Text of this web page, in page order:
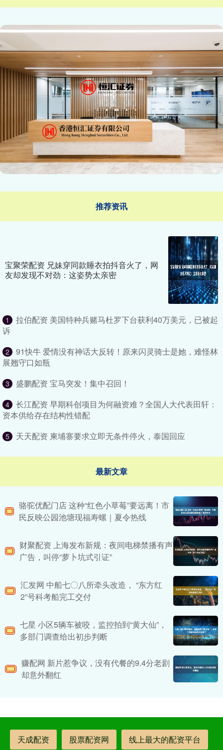
推荐资讯
宝聚荣配资 兄妹穿同款睡衣拍抖音火了，网
友却发现不对劲：这姿势太亲密
1
拉伯配资 美国特种兵赌马杜罗下台获利40万美元，已被起
诉
2
91快牛 爱情没有神话大反转！原来闪灵骑士是她，难怪林
展翘守口如瓶
3 盛鹏配资 宝马突发！集中召回！
4
长江配资 早期科创项目为何融资难？全国人大代表田轩：
资本供给存在结构性错配
5 天天配资 柬埔寨要求立即无条件停火，泰国回应
最新文章
骆驼优配门店 这种“红色小草莓”要远离！市
民反映公园池塘现福寿螺｜夏令热线
财聚配资 上海发布新规：夜间电梯禁播有声
广告，叫停“萝卜坑式引证”
汇发网 中船七〇八所牵头改造， “东方红
2”号科考船完工交付
七星 小区5辆车被咬，监控拍到“黄大仙”，
多部门调查给出初步判断
赚配网 新片惹争议，没有代餐的9.4分老剧
却意外翻红
天成配资 股票配资网 线上最大的配资平台